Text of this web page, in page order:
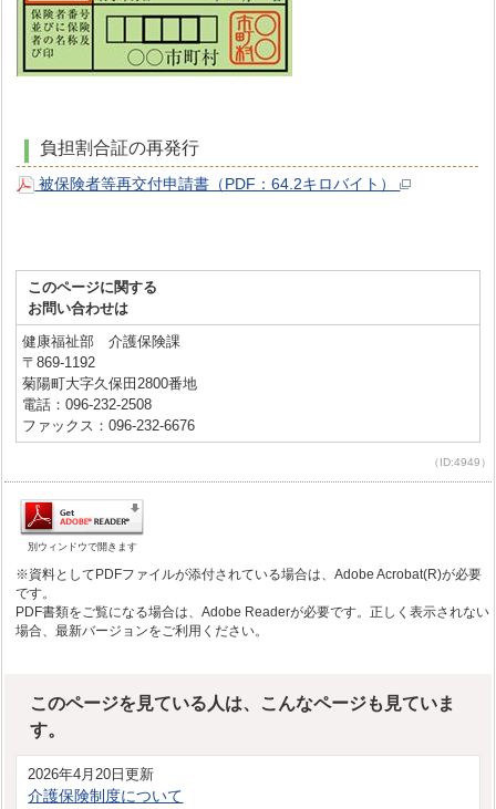
負担割合証の再発行
被保険者等再交付申請書（PDF：64.2キロバイト）
このページに関する
お問い合わせは
健康福祉部 介護保険課
〒869-1192
菊陽町大字久保田2800番地
電話：096-232-2508
ファックス：096-232-6676
（ID:4949）
別ウィンドウで開きます
※資料としてPDFファイルが添付されている場合は、Adobe Acrobat(R)が必要
です。
PDF書類をご覧になる場合は、Adobe Readerが必要です。正しく表示されない
場合、最新バージョンをご利用ください。
このページを見ている人は、こんなページも見ていま
す。
2026年4月20日更新
介護保険制度について